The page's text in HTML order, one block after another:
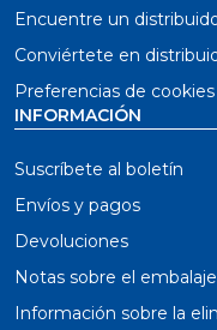
Encuentre un
Conviértete en
Preferencias de cookies
INFORMACIÓN
Suscríbete al boletín
Envíos y pagos
Devoluciones
Notas sobre el embalaje
Información sobre la